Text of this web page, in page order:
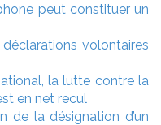
peut constituer un
volontaires
la lutte contre la
en net recul
de la désignation d’un